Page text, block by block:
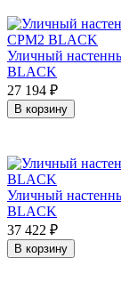
Уличный
BLACK
27 194 ₽
В корзину
Уличный
BLACK
37 422 ₽
В корзину